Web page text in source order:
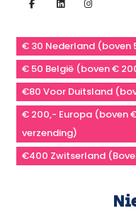
€ 30 Nederland (boven
€ 50 België (boven €
€80 Voor Duitsland
€ 200,- Europa (boven
verzending)
€400 Zwitserland